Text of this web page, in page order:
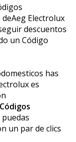
Electrolux
descuentos
un Código
has
es
un par de clics